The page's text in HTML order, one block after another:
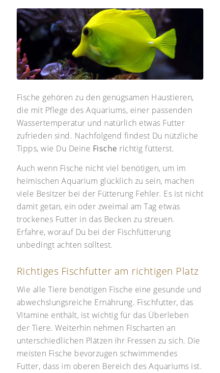
Fische gehören zu den genügsamen Haustieren,
die mit Pflege des Aquariums, einer passenden
Wassertemperatur und natürlich etwas Futter
zufrieden sind. Nachfolgend findest Du nützliche
Tipps, wie Du Deine Fische richtig fütterst.
Auch wenn Fische nicht viel benötigen, um im
heimischen Aquarium glücklich zu sein, machen
viele Besitzer bei der Fütterung Fehler. Es ist nicht
damit getan, ein oder zweimal am Tag etwas
trockenes Futter in das Becken zu streuen.
Erfahre, worauf Du bei der Fischfütterung
unbedingt achten solltest.
Richtiges Fischfutter am richtigen Platz
Wie alle Tiere benötigen Fische eine gesunde und
abwechslungsreiche Ernährung. Fischfutter, das
Vitamine enthält, ist wichtig für das Überleben
der Tiere. Weiterhin nehmen Fischarten an
unterschiedlichen Plätzen ihr Fressen zu sich. Die
meisten Fische bevorzugen schwimmendes
Futter, dass im oberen Bereich des Aquariums ist.